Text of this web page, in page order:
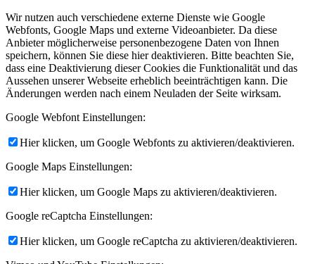
Wir nutzen auch verschiedene externe Dienste wie Google
Webfonts, Google Maps und externe Videoanbieter. Da diese
Anbieter möglicherweise personenbezogene Daten von Ihnen
speichern, können Sie diese hier deaktivieren. Bitte beachten Sie,
dass eine Deaktivierung dieser Cookies die Funktionalität und das
Aussehen unserer Webseite erheblich beeinträchtigen kann. Die
Änderungen werden nach einem Neuladen der Seite wirksam.
Google Webfont Einstellungen:
Hier klicken, um Google Webfonts zu aktivieren/deaktivieren.
Google Maps Einstellungen:
Hier klicken, um Google Maps zu aktivieren/deaktivieren.
Google reCaptcha Einstellungen:
Hier klicken, um Google reCaptcha zu aktivieren/deaktivieren.